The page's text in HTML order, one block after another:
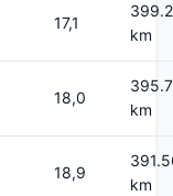
17,1
km
18,0
km
18,9
km